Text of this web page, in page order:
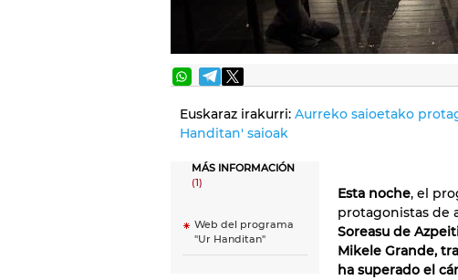
Euskaraz irakurri: Aurreko saioetako
Handitan' saioak
MÁS INFORMACIÓN
(1)
Web del programa
"Ur Handitan"
Esta noche, el
protagonistas de
Soreasu de
Mikele Grande,
ha superado el